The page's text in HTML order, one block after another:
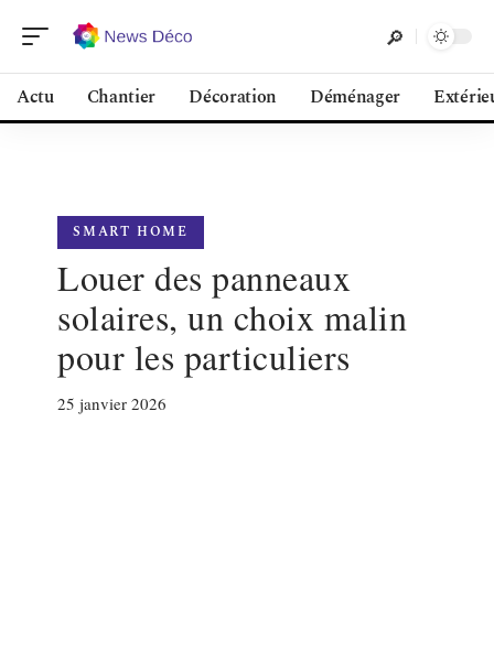
Actu Chantier Décoration Déménager
SMART HOME
Louer des panneaux
solaires, un choix malin
pour les particuliers
25 janvier 2026